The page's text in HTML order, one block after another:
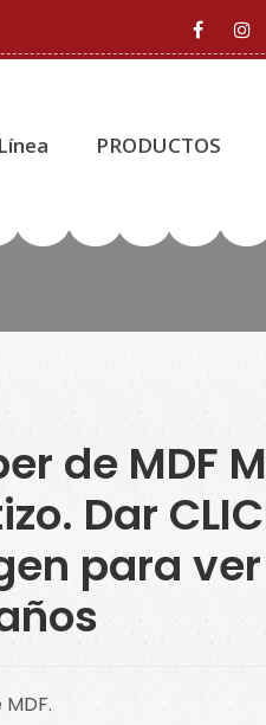
PRODUCTOS
de MDF
Dar
para ver